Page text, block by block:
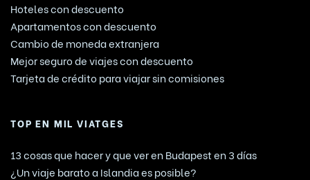
Hoteles con descuento
Apartamentos con descuento
Cambio de moneda extranjera
Mejor seguro de viajes con descuento
Tarjeta de crédito para viajar sin comisiones
TOP EN MIL VIATGES
13 cosas que hacer y que ver en Budapest en 3 días
¿Un viaje barato a Islandia es posible?